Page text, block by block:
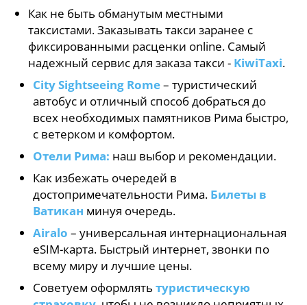
Как не быть обманутым местными
таксистами. Заказывать такси заранее с
фиксированными расценки online. Самый
надежный сервис для заказа такси - KiwiTaxi.
City Sightseeing Rome– туристический
автобус и отличный способ добраться до
всех необходимых памятников Рима быстро,
с ветерком и комфортом.
Отели Рима: наш выбор и рекомендации.
Как избежать очередей в
достопримечательности Рима. Билеты в
Ватикан минуя очередь.
Airalo – универсальная интернациональная
eSIM-карта. Быстрый интернет, звонки по
всему миру и лучшие цены.
Советуем оформлять туристическую